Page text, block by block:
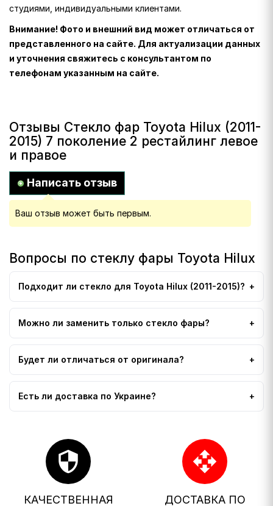
студиями, индивидуальными клиентами.
Внимание! Фото и внешний вид может отличаться от
представленного на сайте. Для актуализации данных
и уточнения свяжитесь с консультантом по
телефонам указанным на сайте.
Отзывы Стекло фар Toyota Hilux (2011-
2015) 7 поколение 2 рестайлинг левое
и правое
Написать отзыв
Ваш отзыв может быть первым.
Вопросы по стеклу фары Toyota Hilux
Подходит ли стекло для Toyota Hilux (2011-2015)?
Можно ли заменить только стекло фары?
Будет ли отличаться от оригинала?
Есть ли доставка по Украине?
security
КАЧЕСТВЕННАЯ
open_with
ДОСТАВКА ПО